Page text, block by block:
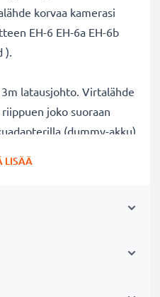
korvaa kamerasi
EH-6 EH-6a EH-6b
).
latausjohto. Virtalähde
joko suoraan
(dummy-akku),
LISÄÄ